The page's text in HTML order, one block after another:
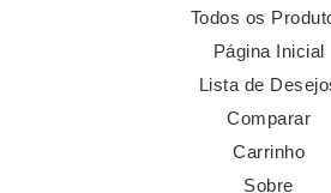
Todos os
Página Inicial
Lista de
Comparar
Carrinho
Sobre